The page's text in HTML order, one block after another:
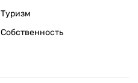
Туризм
Собственность